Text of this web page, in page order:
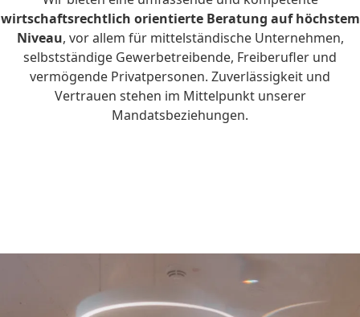
wirtschaftsrechtlich orientierte Beratung auf höchstem
Niveau, vor allem für mittelständische Unternehmen,
selbstständige Gewerbetreibende, Freiberufler und
vermögende Privatpersonen. Zuverlässigkeit und
Vertrauen stehen im Mittelpunkt unserer
Mandatsbeziehungen.